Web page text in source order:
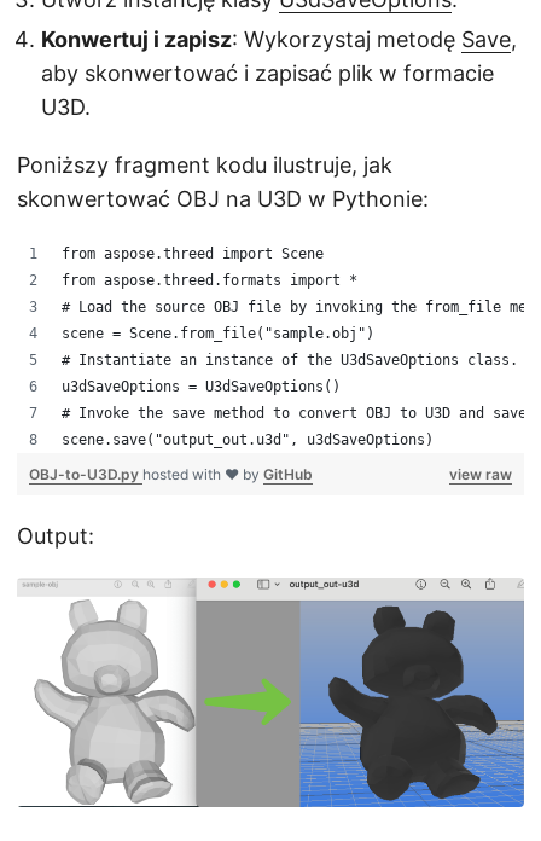
Konwertuj i zapisz: Wykorzystaj metodę Save,
aby skonwertować i zapisać plik w formacie
U3D.
Poniższy fragment kodu ilustruje, jak
skonwertować OBJ na U3D w Pythonie:
from aspose.threed import Scene
from aspose.threed.formats import *
# Load the source OBJ file by invoking the from_file
scene = Scene.from_file("sample.obj")
# Instantiate an instance of the U3dSaveOptions class.
u3dSaveOptions = U3dSaveOptions()
# Invoke the save method to convert OBJ to U3D and
scene.save("output_out.u3d", u3dSaveOptions)
view raw
OBJ-to-U3D.py hosted with ❤ by GitHub
Output: